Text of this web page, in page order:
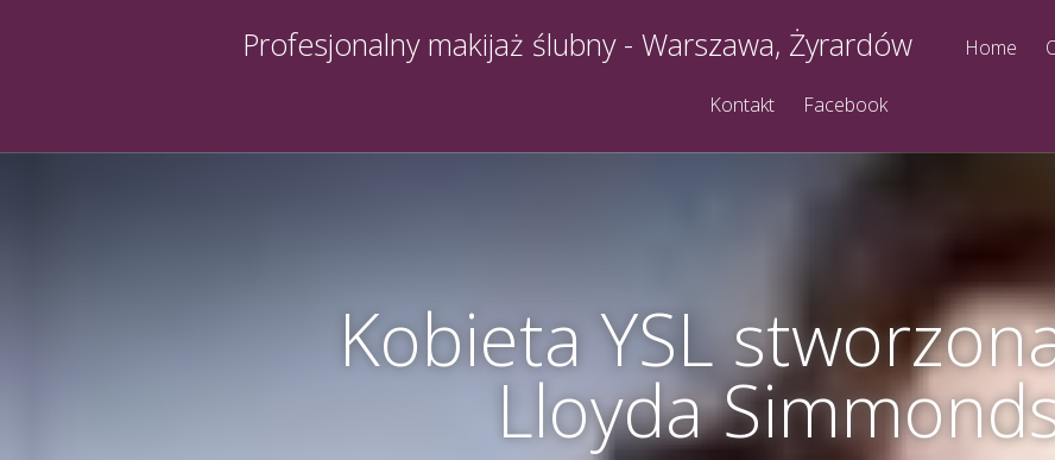
Profesjonalny makijaż ślubny - Warszawa, Żyrardów Home
Kontakt Facebook
Kobieta YSL
Lloyda